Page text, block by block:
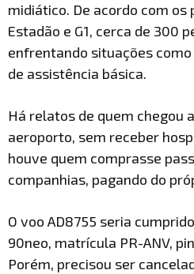
midiático. De acordo com os
Estadão e G1, cerca de 300
enfrentando situações
de assistência básica.
Há relatos de quem chegou
aeroporto, sem receber
houve quem comprasse
companhias, pagando do
O voo AD8755 seria
90neo, matrícula PR-ANV,
Porém, precisou ser